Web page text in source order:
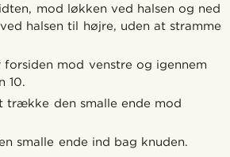
mod løkken ved halsen og ned
halsen til højre, uden at stramme
forsiden mod venstre og igennem
10.
trække den smalle ende mod
smalle ende ind bag knuden.